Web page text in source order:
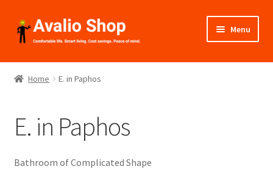
Skip
to
Skip
to
Menu
About Us
Installation
Catalogues
Home E. in Paphos
E. in Paphos
Bathroom of Complicated Shape